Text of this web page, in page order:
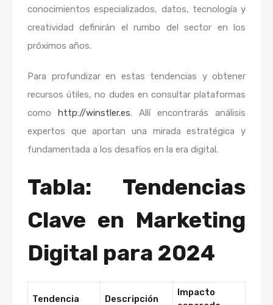
conocimientos especializados, datos, tecnología y
creatividad definirán el rumbo del sector en los
próximos años.
Para profundizar en estas tendencias y obtener
recursos útiles, no dudes en consultar plataformas
como http://winstler.es. Allí encontrarás análisis
expertos que aportan una mirada estratégica y
fundamentada a los desafíos en la era digital.
Tabla: Tendencias
Clave en Marketing
Digital para 2024
Tendencia Descripción
Impacto